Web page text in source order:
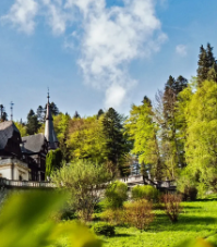
partout dans le monde
liées à l’emploi
aux autres
pour les RH et la
croissance
freelances
et les vitesses de